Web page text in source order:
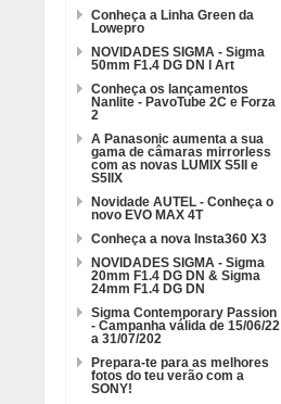
Conheça a Linha Green da
Lowepro
NOVIDADES SIGMA - Sigma
50mm F1.4 DG DN l Art
Conheça os lançamentos
Nanlite - PavoTube 2C e Forza
2
A Panasonic aumenta a sua
gama de câmaras mirrorless
com as novas LUMIX S5II e
S5IIX
Novidade AUTEL - Conheça o
novo EVO MAX 4T
Conheça a nova Insta360 X3
NOVIDADES SIGMA - Sigma
20mm F1.4 DG DN & Sigma
24mm F1.4 DG DN
Sigma Contemporary Passion
- Campanha válida de 15/06/22
a 31/07/202
Prepara-te para as melhores
fotos do teu verão com a
SONY!